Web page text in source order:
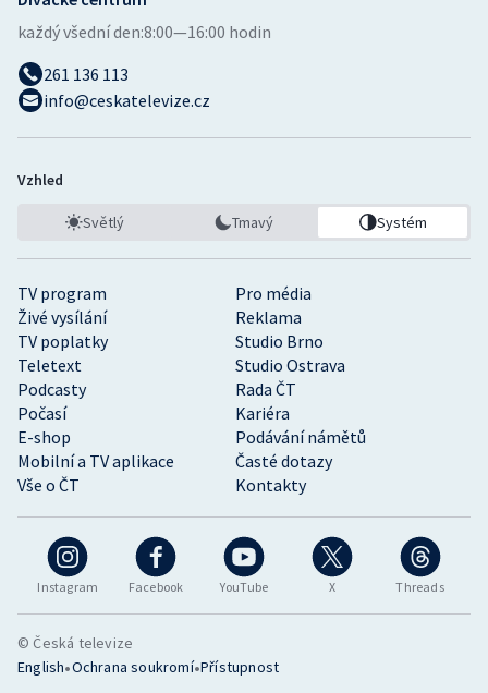
Instagram Facebook YouTube X Threads
TV program
Pro média
Živé vysílání
Reklama
TV poplatky
Studio Brno
Teletext
Studio Ostrava
Podcasty
Rada ČT
Počasí
Kariéra
E-shop
Podávání námětů
Mobilní a TV aplikace
Časté dotazy
Vše o ČT
Kontakty
každý všední den:8:00—16:00 hodin
261 136 113
info@ceskatelevize.cz
Vzhled
Světlý Tmavý Systém
© Česká televize
English•Ochrana soukromí•Přístupnost